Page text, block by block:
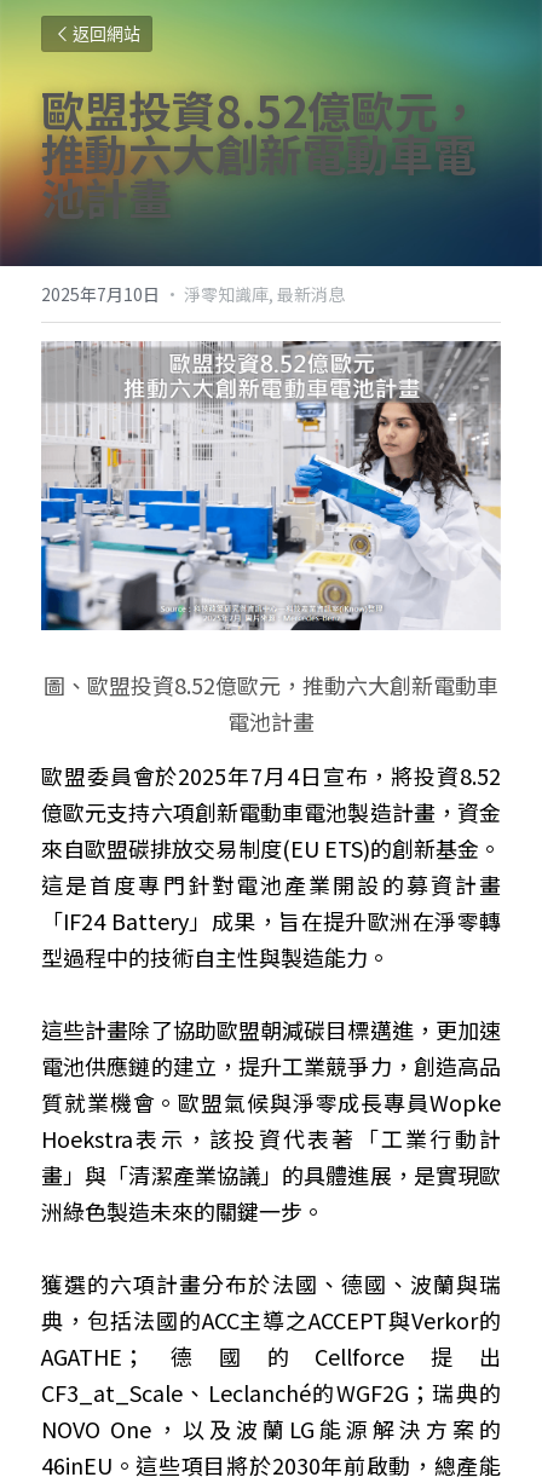
返回網站
歐盟投資8.52億歐元，
推動六大創新電動車電
池計畫
2025年7月10日 · 淨零知識庫, 最新消息
圖、歐盟投資8.52億歐元，推動六大創新電動車
電池計畫
歐盟委員會於2025年7月4日宣布，將投資8.52
億歐元支持六項創新電動車電池製造計畫，資金
來自歐盟碳排放交易制度(EU ETS)的創新基金。
這是首度專門針對電池產業開設的募資計畫
「IF24 Battery」成果，旨在提升歐洲在淨零轉
型過程中的技術自主性與製造能力。
這些計畫除了協助歐盟朝減碳目標邁進，更加速
電池供應鏈的建立，提升工業競爭力，創造高品
質就業機會。歐盟氣候與淨零成長專員Wopke
Hoekstra表示，該投資代表著「工業行動計
畫」與「清潔產業協議」的具體進展，是實現歐
洲綠色製造未來的關鍵一步。
獲選的六項計畫分布於法國、德國、波蘭與瑞
典，包括法國的ACC主導之ACCEPT與Verkor的
AGATHE；德國的Cellforce提出
CF3_at_Scale、Leclanché的WGF2G；瑞典的
NOVO One，以及波蘭LG能源解決方案的
46inEU。這些項目將於2030年前啟動，總產能